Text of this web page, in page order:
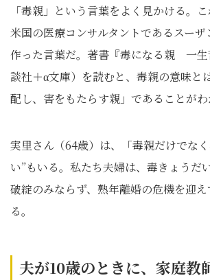
「毒親」という言葉をよく見かける。
米国の医療コンサルタントであるスー
作った言葉だ。著書『毒になる親 一
談社＋α文庫）を読むと、毒親の意味と
配し、害をもたらす親」であることがわ
実里さん（64歳）は、「毒親だけでな
い”もいる。私たち夫婦は、毒きょうだ
破綻のみならず、熟年離婚の危機を迎
る。
夫が10歳のときに、家庭教